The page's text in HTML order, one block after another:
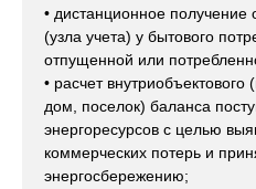
• дистанционное получение
(узла учета) у бытового
отпущенной или
• расчет
дом, поселок) баланса
энергоресурсов с целью
коммерческих потерь и
энергосбережению;